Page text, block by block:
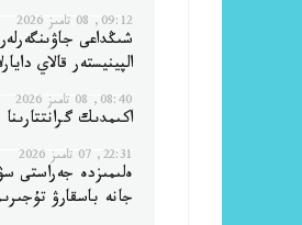
09:12, 08 تامىز 2026
شىڭداعى
الپينيستەر قالاي
08:40, 08 تامىز 2026
اكىمدىك
22:31, 07 تامىز 2026
ەلىمىزدە جەراستى
جانە باسقارۋ